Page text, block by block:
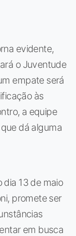
evidente,
o Juventude
empate será
às
a equipe
dá alguma
dia 13 de maio
promete ser
em busca